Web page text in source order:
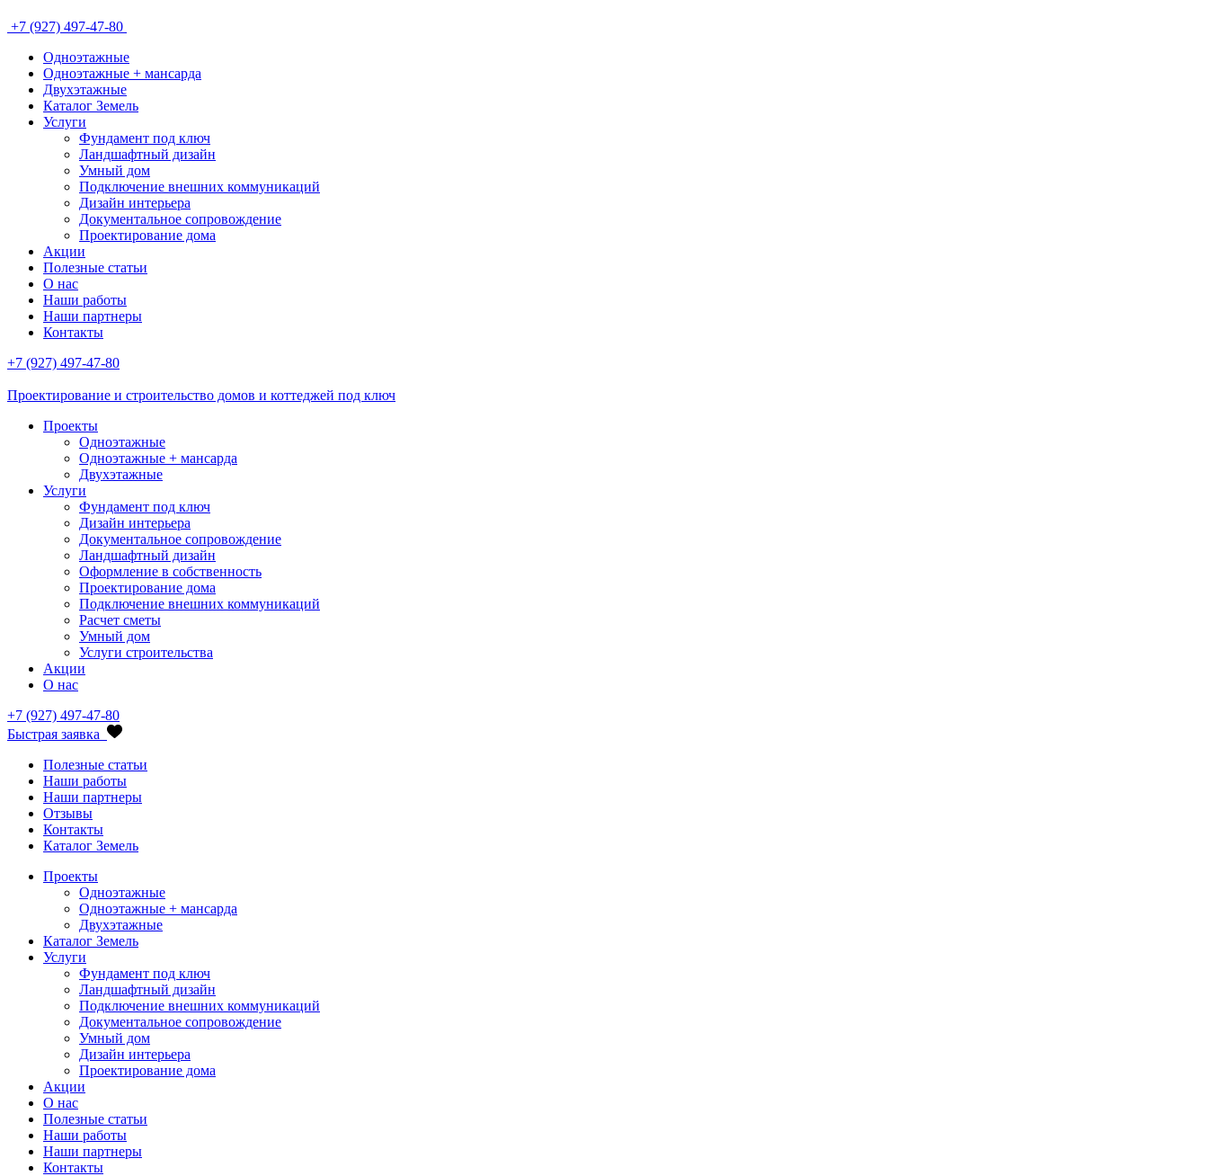
+7 (927) 497-47-80
Одноэтажные
Одноэтажные + мансарда
Двухэтажные
Каталог Земель
Услуги
Фундамент под ключ
Ландшафтный дизайн
Умный дом
Подключение внешних коммуникаций
Дизайн интерьера
Документальное сопровождение
Проектирование дома
Акции
Полезные статьи
О нас
Наши работы
Наши партнеры
Контакты
+7 (927) 497-47-80
Проектирование и строительство домов и коттеджей под ключ
Проекты
Одноэтажные
Одноэтажные + мансарда
Двухэтажные
Услуги
Фундамент под ключ
Дизайн интерьера
Документальное сопровождение
Ландшафтный дизайн
Оформление в собственность
Проектирование дома
Подключение внешних коммуникаций
Расчет сметы
Умный дом
Услуги строительства
Акции
О нас
+7 (927) 497-47-80
Быстрая заявка
Полезные статьи
Наши работы
Наши партнеры
Отзывы
Контакты
Каталог Земель
Проекты
Одноэтажные
Одноэтажные + мансарда
Двухэтажные
Каталог Земель
Услуги
Фундамент под ключ
Ландшафтный дизайн
Подключение внешних коммуникаций
Документальное сопровождение
Умный дом
Дизайн интерьера
Проектирование дома
Акции
О нас
Полезные статьи
Наши работы
Наши партнеры
Контакты